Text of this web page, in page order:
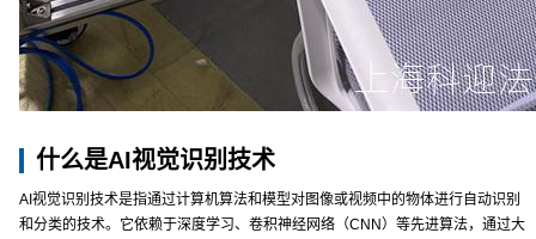
什么是AI视觉识别技术
AI视觉识别技术是指通过计算机算法和模型对图像或视频中的物体进行自动识别
和分类的技术。它依赖于深度学习、卷积神经网络（CNN）等先进算法，通过大